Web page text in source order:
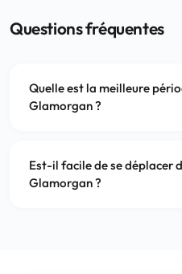
Questions fréquentes
Quelle est la meilleure
Glamorgan ?
Est-il facile de se déplacer
Glamorgan ?